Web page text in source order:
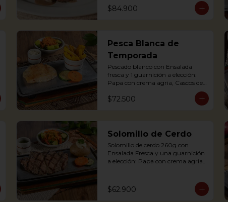
elección: Papa con crema agria,
cascos de papa Rústica, Plátano
2 Juicy Tenderloin medallions in
red wine and mushroom sauce,
served with rustic potatoes and
fresh avocado salad
$84.900
Pesca Blanca de
Temporada
Pescado blanco con Ensalada
fresca y 1 guarnición a elección:
Papa con crema agria, Cascos de
con Quesito, Palitos de Yuca, Puré
$72.500
Solomillo de Cerdo
Solomillo de cerdo 260g con
Ensalada Fresca y una guarnición
a elección: Papa con crema agria,
de Yuca, Puré de papa y
arracacha.
$62.900